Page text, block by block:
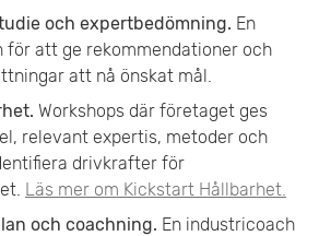
och expertbedömning. En
för att ge rekommendationer och
att nå önskat mål.
Workshops där företaget ges
relevant expertis, metoder och
drivkrafter för
Läs mer om Kickstart Hållbarhet.
och coachning. En industricoach